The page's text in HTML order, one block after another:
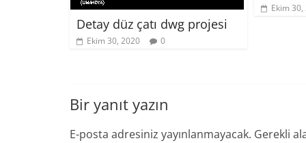
Detay düz çatı dwg projesi
Ekim 30, 2020 0
Ekim
Bir yanıt yazın
E-posta adresiniz yayınlanmayacak. Gerekli